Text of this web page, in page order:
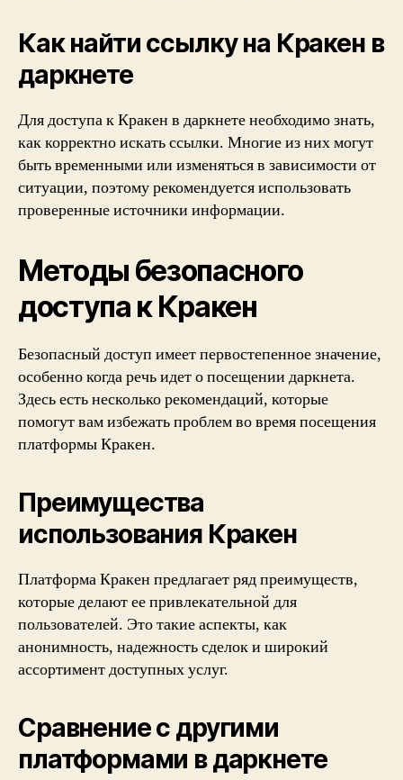
Как найти ссылку на Кракен в
даркнете
Для доступа к Кракен в даркнете необходимо знать,
как корректно искать ссылки. Многие из них могут
быть временными или изменяться в зависимости от
ситуации, поэтому рекомендуется использовать
проверенные источники информации.
Методы безопасного
доступа к Кракен
Безопасный доступ имеет первостепенное значение,
особенно когда речь идет о посещении даркнета.
Здесь есть несколько рекомендаций, которые
помогут вам избежать проблем во время посещения
платформы Кракен.
Преимущества
использования Кракен
Платформа Кракен предлагает ряд преимуществ,
которые делают ее привлекательной для
пользователей. Это такие аспекты, как
анонимность, надежность сделок и широкий
ассортимент доступных услуг.
Сравнение с другими
платформами в даркнете